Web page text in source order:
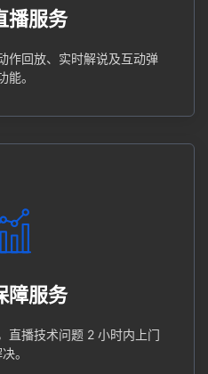
播服务
作回放、实时解说及互动弹
能。
障服务
直播技术问题 2 小时内上门
。
。